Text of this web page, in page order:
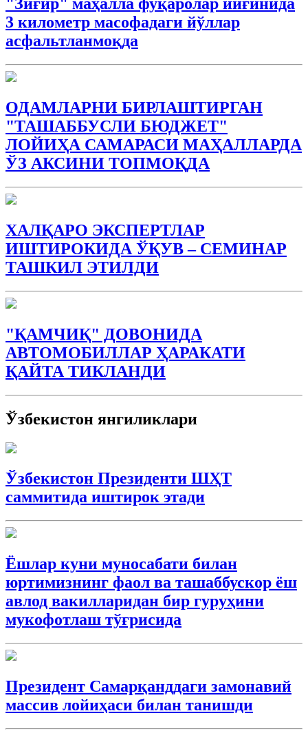
"Зиғир" маҳалла фуқаролар йиғинида
3 километр масофадаги йўллар
асфальтланмоқда
ОДАМЛАРНИ БИРЛАШТИРГАН
"ТАШАББУСЛИ БЮДЖEТ"
ЛОЙИҲА САМАРАСИ МАҲАЛЛАРДА
ЎЗ АКСИНИ ТОПМОҚДА
ХАЛҚАРО ЭКСПЕРТЛАР
ИШТИРОКИДА ЎҚУВ – СЕМИНАР
ТАШКИЛ ЭТИЛДИ
"ҚАМЧИҚ" ДОВОНИДА
АВТОМОБИЛЛАР ҲАРАКАТИ
ҚАЙТА ТИКЛАНДИ
Ўзбекистон янгиликлари
Ўзбекистон Президенти ШҲТ
саммитида иштирок этади
Ёшлар куни муносабати билан
юртимизнинг фаол ва ташаббускор ёш
авлод вакилларидан бир гуруҳини
мукофотлаш тўғрисида
Президент Самарқанддаги замонавий
массив лойиҳаси билан танишди